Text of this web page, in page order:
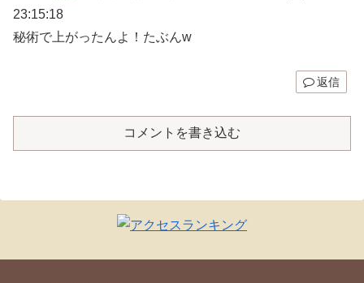
23:15:18
秘術で上がったんよ！たぶんw
返信
コメントを書き込む